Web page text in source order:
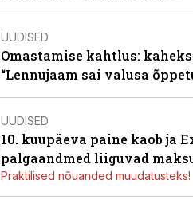
UUDISED
Omastamise kahtlus:
“Lennujaam sai valusa
UUDISED
10. kuupäeva paine kaob ja
palgaandmed liiguvad
Praktilised nõuanded muudatusteks!